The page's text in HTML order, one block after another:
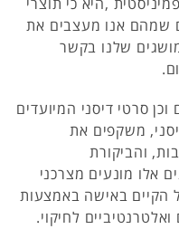
שמהם אנו מעצבים את
שלנו בקשר
סרטי דיסני המיועדים
משקפים את
והביקורת
אלו מונעים מצרכני
הקיים באישה באמצעות
לחיקוי.